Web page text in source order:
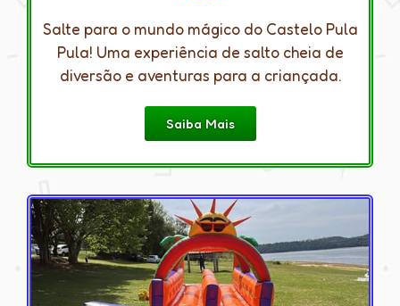
Salte para o mundo mágico do Castelo Pula
Pula! Uma experiência de salto cheia de
diversão e aventuras para a criançada.
Saiba Mais